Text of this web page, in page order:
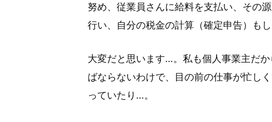
努め、従業員さんに給料を支払い、その
行い、自分の税金の計算（確定申告）もし
大変だと思います…。私も個人事業主だ
ばならないわけで、目の前の仕事が忙し
っていたり…。